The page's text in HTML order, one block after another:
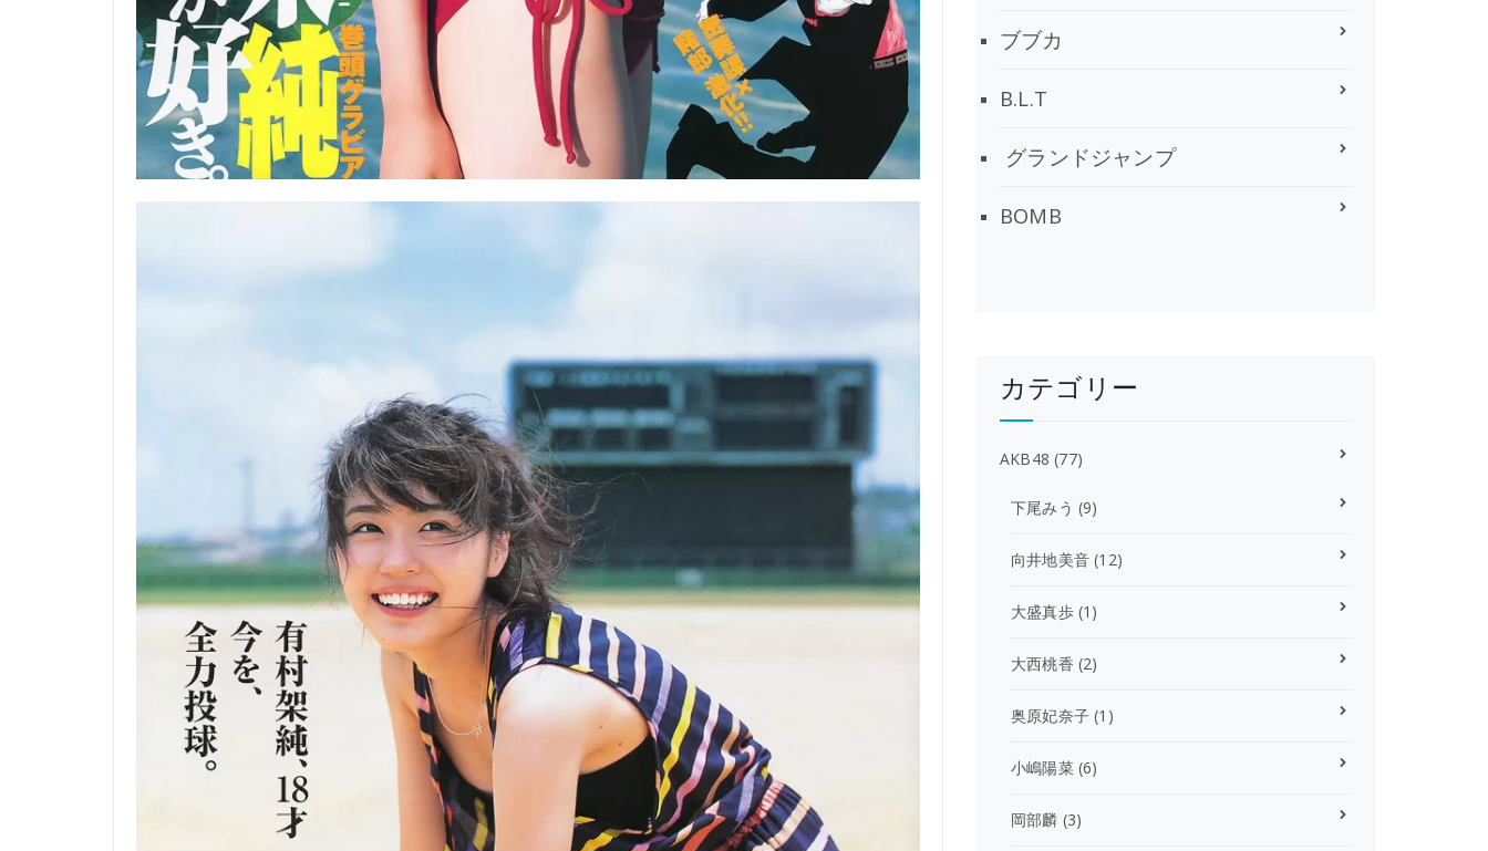
ブブカ
B.L.T
グランドジャンプ
BOMB
カテゴリー
AKB48 (77)
下尾みう (9)
向井地美音 (12)
大盛真歩(1)
大西桃香 (2)
奥原妃奈子 (1)
小嶋陽菜(6)
岡部麟 (3)